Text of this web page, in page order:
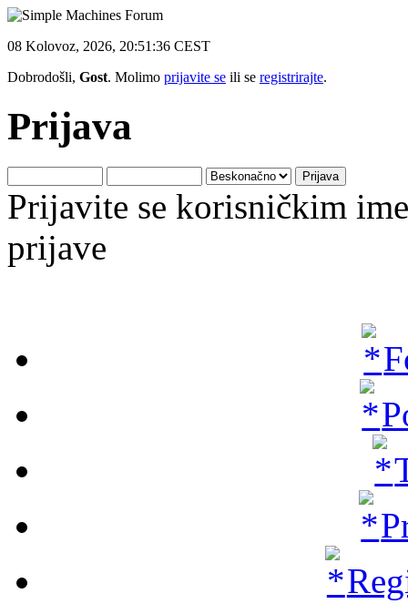
08 Kolovoz, 2026, 20:51:36 CEST
Dobrodošli, Gost. Molimo prijavite se ili se registrirajte.
Prijava
Prijavite se korisničkim
prijave